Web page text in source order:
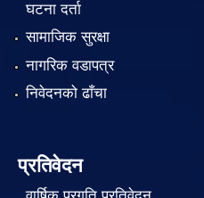
घटना दर्ता
सामाजिक सुरक्षा
नागरिक वडापत्र
निवेदनको ढाँचा
प्रतिवेदन